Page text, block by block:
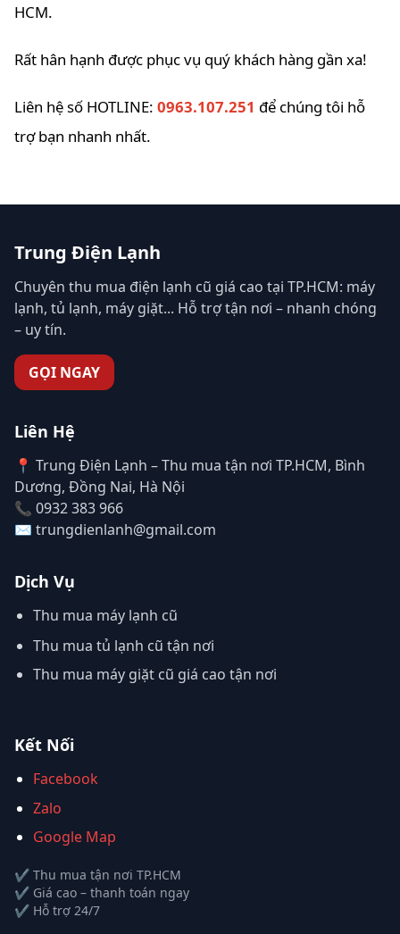
HCM.
Rất hân hạnh được phục vụ quý khách hàng gần xa!
Liên hệ số HOTLINE: 0963.107.251 để chúng tôi hỗ
trợ bạn nhanh nhất.
Trung Điện Lạnh
Chuyên thu mua điện lạnh cũ giá cao tại TP.HCM: máy
lạnh, tủ lạnh, máy giặt... Hỗ trợ tận nơi – nhanh chóng
– uy tín.
GỌI NGAY
Liên Hệ
📍 Trung Điện Lạnh – Thu mua tận nơi TP.HCM, Bình
Dương, Đồng Nai, Hà Nội
📞 0932 383 966
✉️ trungdienlanh@gmail.com
Dịch Vụ
Thu mua máy lạnh cũ
Thu mua tủ lạnh cũ tận nơi
Thu mua máy giặt cũ giá cao tận nơi
Kết Nối
Facebook
Zalo
Google Map
✔ Thu mua tận nơi TP.HCM
✔ Giá cao – thanh toán ngay
✔ Hỗ trợ 24/7